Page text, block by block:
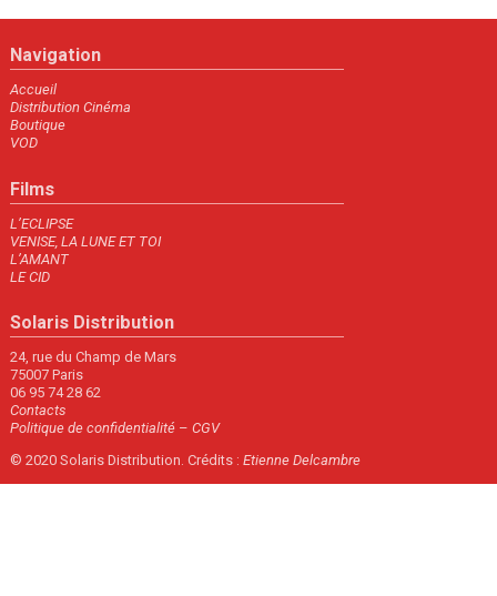
Navigation
Accueil
Distribution Cinéma
Boutique
VOD
Films
L’ECLIPSE
VENISE, LA LUNE ET TOI
L’AMANT
LE CID
Solaris Distribution
24, rue du Champ de Mars
75007 Paris
06 95 74 28 62
Contacts
Politique de confidentialité– CGV
© 2020 Solaris Distribution. Crédits : Etienne Delcambre